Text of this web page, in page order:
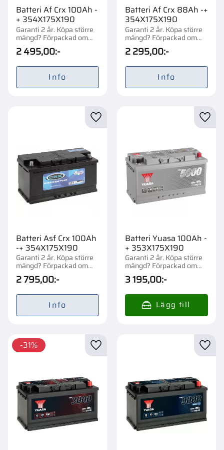
Batteri Af Crx 100Ah -
+ 354X175X190
Garanti 2 år. Köpa större
mängd? Förpackad om
1/48 st.
2 495,00:-
Info
Batteri Af Crx 88Ah -+
354X175X190
Garanti 2 år. Köpa större
mängd? Förpackad om
1/48 st.
2 295,00:-
Info
Batteri Asf Crx 100Ah
-+ 354X175X190
Garanti 2 år. Köpa större
mängd? Förpackad om
1/48 st.
2 795,00:-
Lägg till i favoriter
Info
Batteri Yuasa 100Ah -
+ 353X175X190
Garanti 2 år. Köpa större
mängd? Förpackad om
1/36 st.
3 195,00:-
31% Lägg till i favoriter